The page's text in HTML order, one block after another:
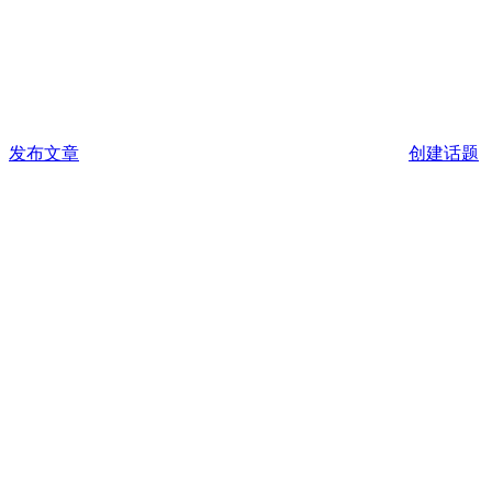
发布文章 创建话题